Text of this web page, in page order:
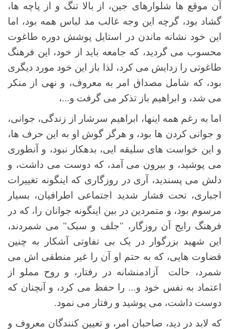
آن موقع ها شلوارهای جین، از بالا تنگ و از پاچه ها،
گشاد بود، گرچه این وجه غالب مد لباس همه بود، اما
این خود نشانه ماندن در استایل پوشش دوره طاغوت
محسوب می گردید، که جامعه باید از خود، این فرهنگ
طاغوتی را زدایش می کرد، لذا باز این خود مورد دیگری
بود، که شامل مصداق امر به معروف، و نهی از منکر
می شد، و ابراهیم باز تذکر می گرفت و...،
اما به رغم همه اینها، ابراهیم سرشار از زندگی، جوانی،
و جوانی کردن ها بود، و هرگز گوش او به این حرف ها،
و این خواست های سلیقه ایی، بدهکار نبود، و آنطوری
می پوشید، و بیرون می آمد، که دوست می داشت، و
دلش می پسندید، آری در روزگاری که اینگونه تغییرات
اجباری، تحت فشار شدید اجتماعی اطرافیان، بسیار
مرسوم بود، و متمردین در بین اینگونه جوانان را، که در
فرهنگ رایج آن روزگار، "جلف و سبک" می شمردند،
این شهید بزرگوار در یک بی تفاوتی آشکار به چنین
قضاوت هایی، که به حتم او آن را غیر منطقی اش می
شمرد، حالت آزادمنشانه در رفتار، و روح مملو از
اعتماد به نفس خود و... را حفظ می کرد، و آنچنان که
دوست داشت، می پوشید و رفتار می نمود.
که لابد در دید، صاحبان امر، و تعیین کنندگان معروف و